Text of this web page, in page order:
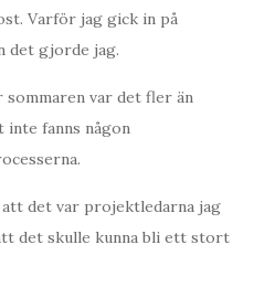
Varför jag gick in på
det gjorde jag.
var det fler än
inte fanns någon
det var projektledarna jag
det skulle kunna bli ett stort